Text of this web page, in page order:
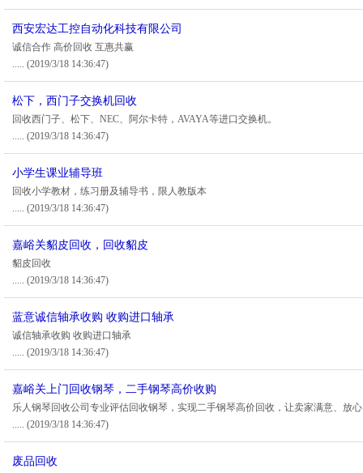
西安宏达工控自动化科技有限公司
诚信合作 高价回收 互惠共赢
..... (2019/3/18 14:36:47)
松下，西门子交换机回收
回收西门子、松下、NEC、阿尔卡特，AVAYA等进口交换机。
..... (2019/3/18 14:36:47)
小学生课业辅导班
回收小学教材，练习册及辅导书，限人教版本
..... (2019/3/18 14:36:47)
嘉峪关貂皮回收，回收貂皮
貂皮回收
..... (2019/3/18 14:36:47)
蓝意诚信轴承收购 收购进口轴承
诚信轴承收购 收购进口轴承
..... (2019/3/18 14:36:47)
嘉峪关上门回收钢琴，二手钢琴高价收购
乐人钢琴回收公司专业评估回收钢琴，实现二手钢琴高价回收，让卖家满意、放
..... (2019/3/18 14:36:47)
废品回收